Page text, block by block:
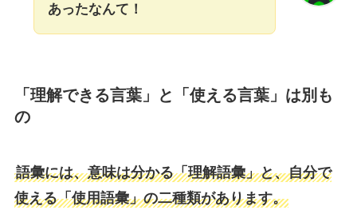
あったなんて！
「理解できる言葉」と「使える言葉」は別も
の
語彙には、意味は分かる「理解語彙」と、自分で
使える「使用語彙」の二種類があります。